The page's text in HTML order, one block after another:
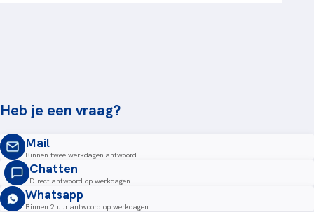
Heb je een vraag?
Mail
Binnen twee werkdagen antwoord
Chatten
Direct antwoord op werkdagen
Whatsapp
Binnen 2 uur antwoord op werkdagen